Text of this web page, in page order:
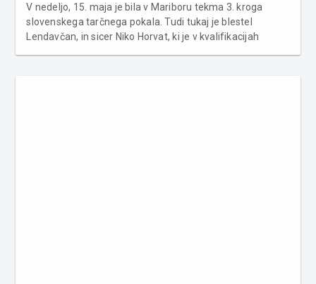
V nedeljo, 15. maja je bila v Mariboru tekma 3. kroga
slovenskega tarčnega pokala. Tudi tukaj je blestel
Lendavčan, in sicer Niko Horvat, ki je v kvalifikacijah